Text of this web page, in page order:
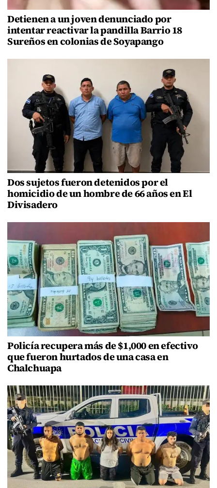
Detienen a un joven denunciado por
intentar reactivar la pandilla Barrio 18
Sureños en colonias de Soyapango
Dos sujetos fueron detenidos por el
homicidio de un hombre de 66 años en El
Divisadero
Policía recupera más de $1,000 en efectivo
que fueron hurtados de una casa en
Chalchuapa